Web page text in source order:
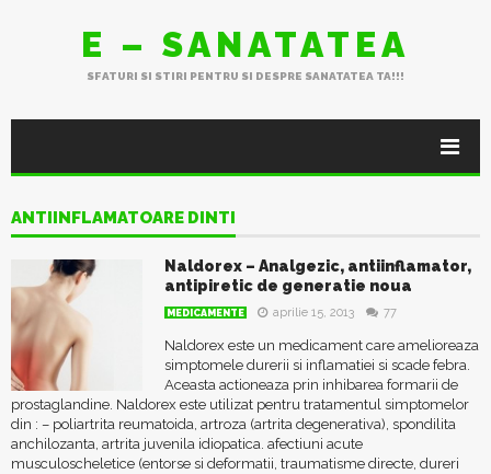
E – SANATATEA
SFATURI SI STIRI PENTRU SI DESPRE SANATATEA TA!!!
ANTIINFLAMATOARE DINTI
Naldorex – Analgezic, antiinflamator,
antipiretic de generatie noua
MEDICAMENTE aprilie 15, 2013 77
Naldorex este un medicament care amelioreaza
simptomele durerii si inflamatiei si scade febra.
Aceasta actioneaza prin inhibarea formarii de
prostaglandine. Naldorex este utilizat pentru tratamentul simptomelor
din : – poliartrita reumatoida, artroza (artrita degenerativa), spondilita
anchilozanta, artrita juvenila idiopatica. afectiuni acute
musculoscheletice (entorse si deformatii, traumatisme directe, dureri